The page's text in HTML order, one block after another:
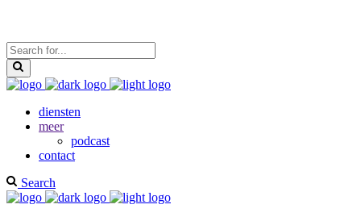
diensten
meer
podcast
contact
Search